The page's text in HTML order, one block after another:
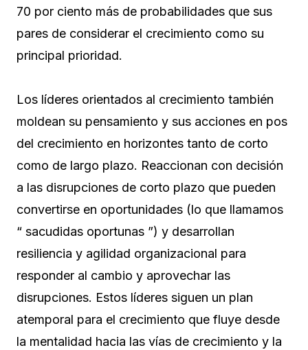
70 por ciento más de probabilidades que sus
pares de considerar el crecimiento como su
principal prioridad.
Los líderes orientados al crecimiento también
moldean su pensamiento y sus acciones en pos
del crecimiento en horizontes tanto de corto
como de largo plazo. Reaccionan con decisión
a las disrupciones de corto plazo que pueden
convertirse en oportunidades (lo que llamamos
“ sacudidas oportunas ”) y desarrollan
resiliencia y agilidad organizacional para
responder al cambio y aprovechar las
disrupciones. Estos líderes siguen un plan
atemporal para el crecimiento que fluye desde
la mentalidad hacia las vías de crecimiento y la